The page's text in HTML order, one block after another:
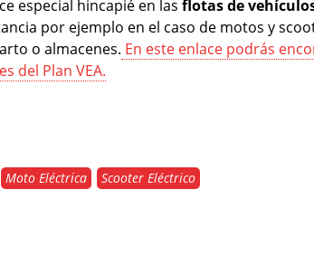
especial hincapié en las flotas de
por ejemplo en el caso de motos y
o almacenes. En este enlace podrás
del Plan VEA.
Moto Eléctrica Scooter Eléctrico